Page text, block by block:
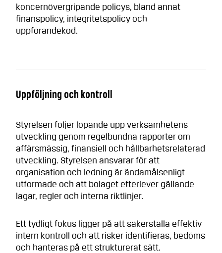
koncernövergripande policys, bland annat
finanspolicy, integritetspolicy och
uppförandekod.
Uppföljning och kontroll
Styrelsen följer löpande upp verksamhetens
utveckling genom regelbundna rapporter om
affärsmässig, finansiell och hållbarhetsrelaterad
utveckling. Styrelsen ansvarar för att
organisation och ledning är ändamålsenligt
utformade och att bolaget efterlever gällande
lagar, regler och interna riktlinjer.
Ett tydligt fokus ligger på att säkerställa effektiv
intern kontroll och att risker identifieras, bedöms
och hanteras på ett strukturerat sätt.